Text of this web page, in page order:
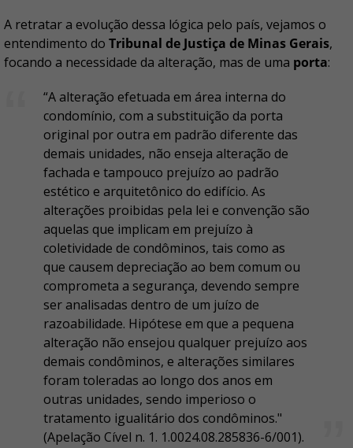
A retratar a evolução dessa lógica pelo país, vejamos o
entendimento do Tribunal de Justiça de Minas Gerais,
focando a necessidade da alteração, mas de uma porta:
“A alteração efetuada em área interna do
condomínio, com a substituição da porta
original por outra em padrão diferente das
demais unidades, não enseja alteração de
fachada e tampouco prejuízo ao padrão
estético e arquitetônico do edifício. As
alterações proibidas pela lei e convenção são
aquelas que implicam em prejuízo à
coletividade de condôminos, tais como as
que causem depreciação ao bem comum ou
comprometa a segurança, devendo sempre
ser analisadas dentro de um juízo de
razoabilidade. Hipótese em que a pequena
alteração não ensejou qualquer prejuízo aos
demais condôminos, e alterações similares
foram toleradas ao longo dos anos em
outras unidades, sendo imperioso o
tratamento igualitário dos condôminos."
(Apelação Cível n. 1. 1.0024.08.285836-6/001).